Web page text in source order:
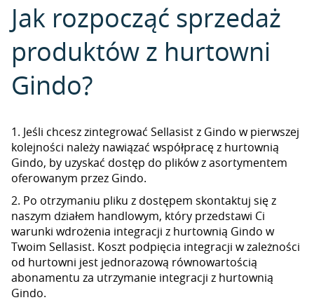
Jak rozpocząć sprzedaż
produktów z hurtowni
Gindo?
1. Jeśli chcesz zintegrować Sellasist z Gindo w pierwszej
kolejności należy nawiązać współpracę z hurtownią
Gindo, by uzyskać dostęp do plików z asortymentem
oferowanym przez Gindo.
2. Po otrzymaniu pliku z dostępem skontaktuj się z
naszym działem handlowym, który przedstawi Ci
warunki wdrożenia integracji z hurtownią Gindo w
Twoim Sellasist. Koszt podpięcia integracji w zależności
od hurtowni jest jednorazową równowartością
abonamentu za utrzymanie integracji z hurtownią
Gindo.